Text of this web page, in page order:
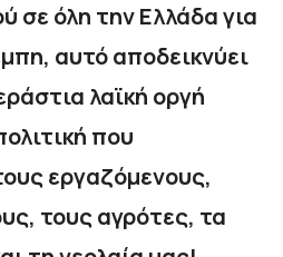
σε όλη την Ελλάδα για
αυτό αποδεικνύει
λαϊκή οργή
που
εργαζόμενους,
τους αγρότες, τα